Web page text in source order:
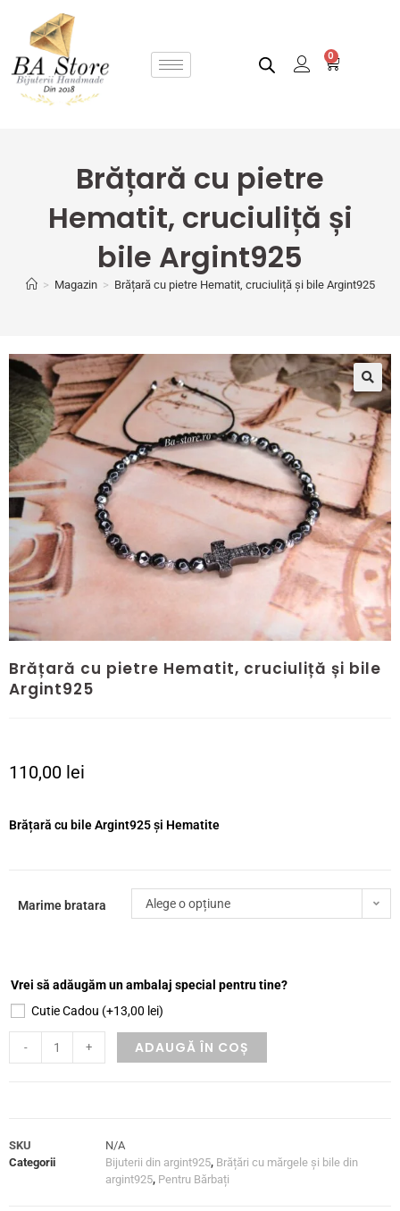
0
Brățară cu pietre
Hematit, cruciuliță și
bile Argint925
> Magazin > Brățară cu pietre Hematit, cruciuliță și bile Argint925
🔍
Brățară cu pietre Hematit, cruciuliță și bile
Argint925
110,00 lei
Brățară cu bile Argint925 și Hematite
Marime bratara Alege o opțiune
Vrei să adăugăm un ambalaj special pentru tine?
Cutie Cadou (+13,00 lei)
- + ADAUGĂ ÎN COȘ
SKU
N/A
Categorii
Bijuterii din argint925, Brățări cu mărgele și bile din
argint925, Pentru Bărbați